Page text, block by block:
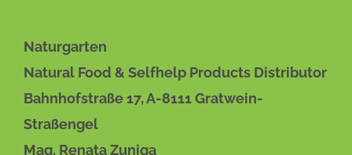
Naturgarten
Natural Food & Selfhelp Products Distributor
Bahnhofstraße 17, A-8111 Gratwein-
Straßengel
Mag. Renata Zuniga